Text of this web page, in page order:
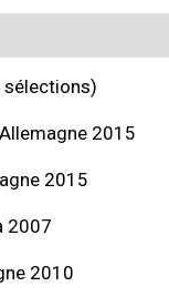
sélections)
2015
2015
2007
2010